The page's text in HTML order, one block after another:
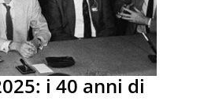
i 40 anni di